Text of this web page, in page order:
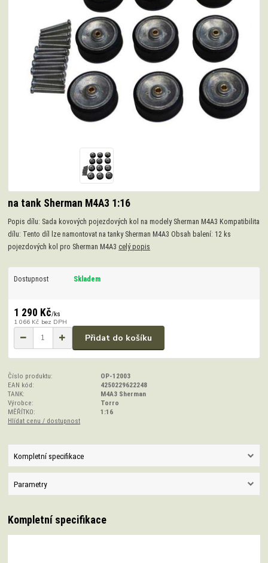
na tank Sherman M4A3 1:16
Popis dílu: Sada kovových pojezdových kol na modely Sherman M4A3 Kompatibilita
dílu: Tento díl lze namontovat na tanky Sherman M4A3 Obsah balení: 12 ks
pojezdových kol pro Sherman M4A3 celý popis
Dostupnost Skladem
1 290 Kč/ks
1 066 Kč bez DPH
Přidat do košíku
Číslo produktu:
OP-12003
EAN kód:
4250229622248
TANK:
M4A3 Sherman
Výrobce:
Torro
MĚŘÍTKO:
1:16
Hlídat cenu / dostupnost
Kompletní specifikace
Parametry
Kompletní specifikace